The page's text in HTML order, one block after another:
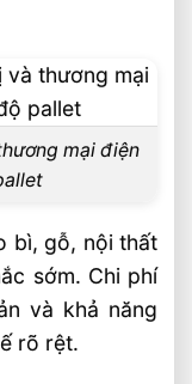
mại điện
bì, gỗ, nội thất
sớm. Chi phí
và khả năng
rõ rệt.